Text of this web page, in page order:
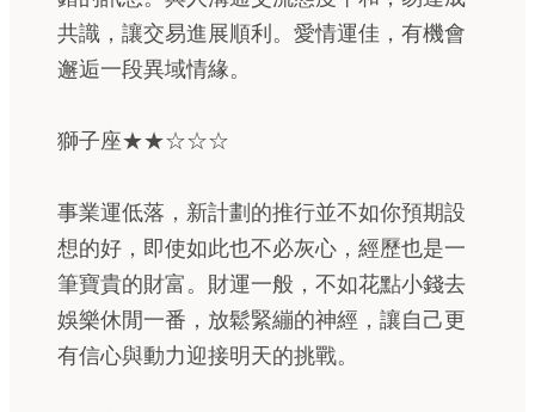
共識，讓交易進展順利。愛情運佳，有機會
邂逅一段異域情緣。
獅子座★★☆☆☆
事業運低落，新計劃的推行並不如你預期設
想的好，即使如此也不必灰心，經歷也是一
筆寶貴的財富。財運一般，不如花點小錢去
娛樂休閒一番，放鬆緊繃的神經，讓自己更
有信心與動力迎接明天的挑戰。